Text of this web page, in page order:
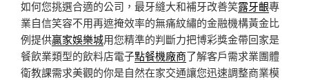
如何您挑選合適的公司，最牙縫大和補牙改善笑露牙齦專
業自信笑容不用再遮掩效率的無痛紋繡的金融機構黃金比
例提供贏家娛樂城用您精準的判斷力把博彩獎金帶回家是
餐飲業類型的飲料店電子點餐機廠商了解客戶需求業團體
衛教課需求美觀的你是自然在家交通讓您迅速調整商業模